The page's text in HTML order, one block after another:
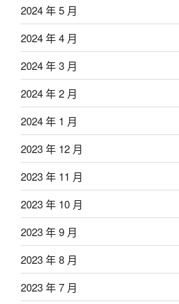
2024 年 5 月
2024 年 4 月
2024 年 3 月
2024 年 2 月
2024 年 1 月
2023 年 12 月
2023 年 11 月
2023 年 10 月
2023 年 9 月
2023 年 8 月
2023 年 7 月